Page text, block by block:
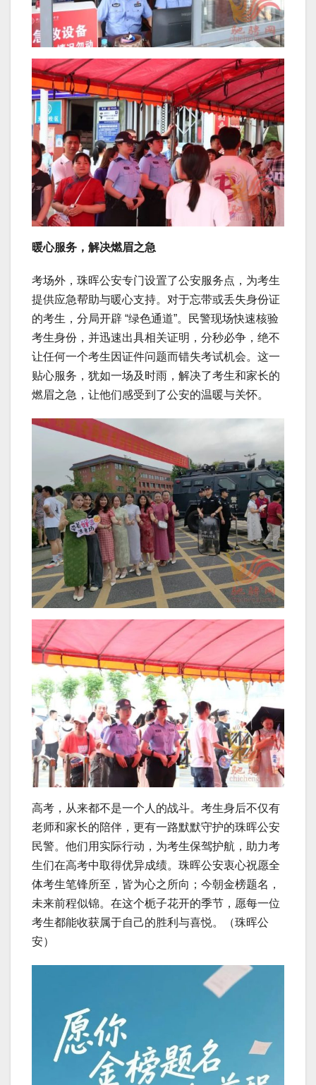
暖心服务，解决燃眉之急
考场外，珠晖公安专门设置了公安服务点，为考生
提供应急帮助与暖心支持。对于忘带或丢失身份证
的考生，分局开辟 “绿色通道”。民警现场快速核验
考生身份，并迅速出具相关证明，分秒必争，绝不
让任何一个考生因证件问题而错失考试机会。这一
贴心服务，犹如一场及时雨，解决了考生和家长的
燃眉之急，让他们感受到了公安的温暖与关怀。
高考，从来都不是一个人的战斗。考生身后不仅有
老师和家长的陪伴，更有一路默默守护的珠晖公安
民警。他们用实际行动，为考生保驾护航，助力考
生们在高考中取得优异成绩。珠晖公安衷心祝愿全
体考生笔锋所至，皆为心之所向；今朝金榜题名，
未来前程似锦。在这个栀子花开的季节，愿每一位
考生都能收获属于自己的胜利与喜悦。（珠晖公
安）